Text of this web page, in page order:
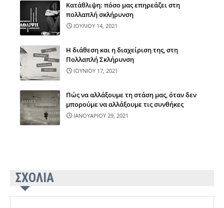
Κατάθλιψη: πόσο μας επηρεάζει στη
πολλαπλή σκλήρυνση
ΙΟΥΛΙΟΥ 14, 2021
Η διάθεση και η διαχείριση της, στη
Πολλαπλή Σκλήρυνση
ΙΟΥΝΙΟΥ 17, 2021
Πώς να αλλάξουμε τη στάση μας, όταν δεν
μπορούμε να αλλάξουμε τις συνθήκες
ΙΑΝΟΥΑΡΙΟΥ 29, 2021
ΣΧΟΛΙΑ